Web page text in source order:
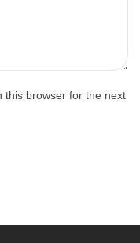
this browser for the next